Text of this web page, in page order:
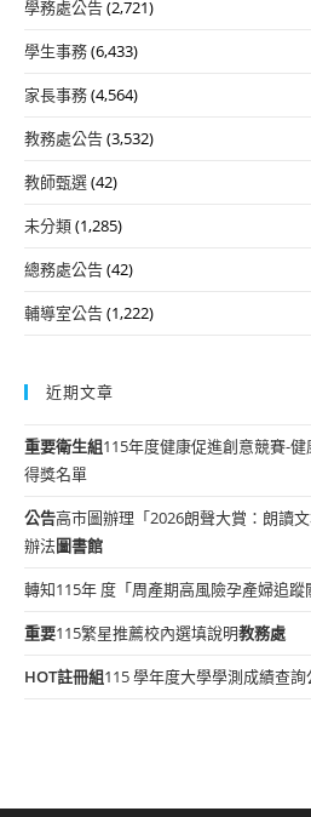
學務處公告(2,721)
學生事務(6,433)
家長事務(4,564)
教務處公告(3,532)
教師甄選(42)
未分類(1,285)
總務處公告(42)
輔導室公告(1,222)
近期文章
重要衛生組115年度健康促進創意競賽-
得獎名單
公告高市圖辦理「2026朗聲大賞：朗讀
辦法圖書館
轉知115年 度「周產期高風險孕產婦追蹤
重要115繁星推薦校內選填說明教務處
HOT註冊組115 學年度大學學測成績查詢